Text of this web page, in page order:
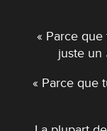
« Parce que
juste un
« Parce que